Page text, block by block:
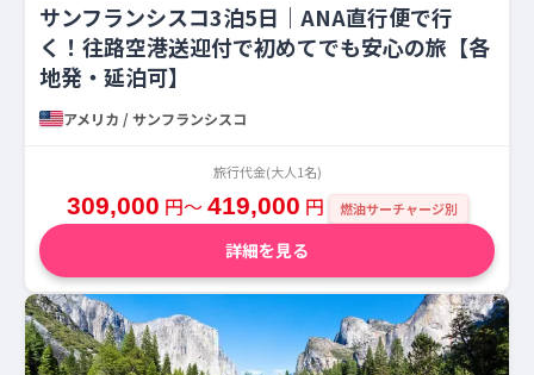
サンフランシスコ3泊5日｜ANA直行便で行
く！往路空港送迎付で初めてでも安心の旅【各
地発・延泊可】
アメリカ / サンフランシスコ
旅行代金(大人1名)
309,000 円〜419,000 円 燃油サーチャージ別
詳細を見る